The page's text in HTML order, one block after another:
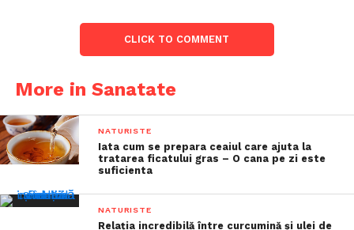
CLICK TO COMMENT
More in Sanatate
NATURISTE
Iata cum se prepara ceaiul care ajuta la
tratarea ficatului gras – O cana pe zi este
suficienta
NATURISTE
Relația incredibilă între curcumină și ulei de